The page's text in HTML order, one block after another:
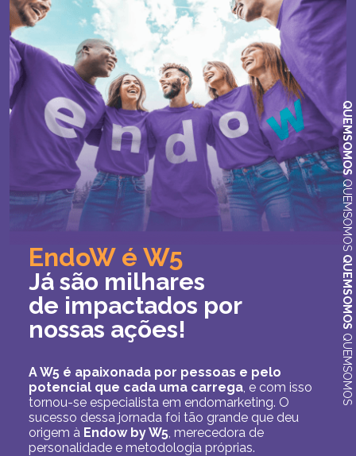
QUEMSOMOS
QUEMSOMOS
QUEMSOMOS
QUEMSOMOS
EndoW é W5
Já são milhares
de impactados por
nossas ações!
A W5 é apaixonada por pessoas e pelo
potencial que cada uma carrega , e com isso
tornou-se especialista em endomarketing. O
sucesso dessa jornada foi tão grande que deu
origem à Endow by W5 merecedora de
personalidade e metodologia próprias.